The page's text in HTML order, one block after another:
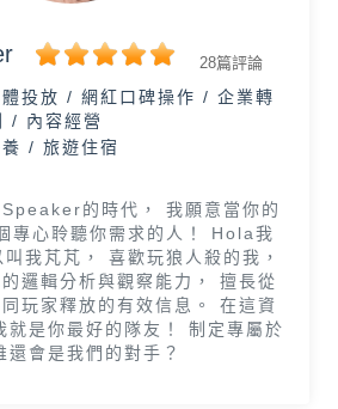
28篇評論
投放 / 網紅口碑操作 / 企業轉
/ 內容經營
/ 旅遊住宿
的時代， 我願意當你的
專心聆聽你需求的人！ Hola我
我芃芃， 喜歡玩狼人殺的我，
邏輯分析與觀察能力， 擅長從
玩家釋放的有效信息。 在這資
就是你最好的隊友！ 制定專屬於
會是我們的對手？